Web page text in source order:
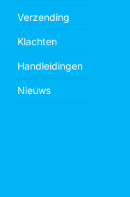
Verzending
Klachten
Handleidingen
Nieuws